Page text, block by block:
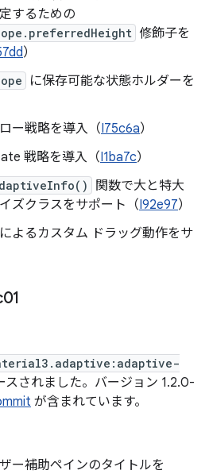
するための
修飾子を
）
に保存可能な状態ホルダーを
ー戦略を導入（I75c6a）
戦略を導入（I1ba7c）
関数で大と特大
ズクラスをサポート（I92e97）
よるカスタム ドラッグ動作をサ
スされました。バージョン 1.2.0-
が含まれています。
ー補助ペインのタイトルを